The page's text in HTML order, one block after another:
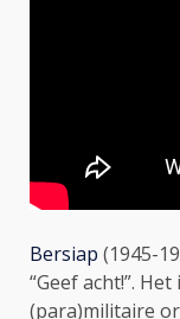
Bersiap (1945-
“Geef acht!”.
(para)militaire